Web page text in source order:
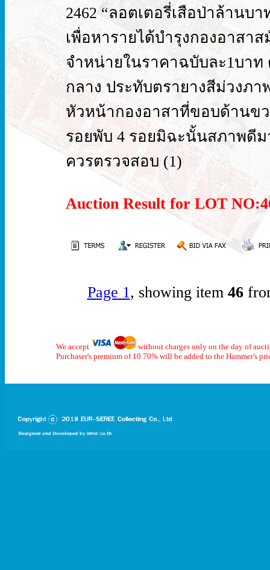
2462 “ลอตเตอรี่เสือป่าล้านบ
เพื่อหารายได้บำรุงกองอาสา
จำหน่ายในราคาฉบับละ1บา
กลาง ประทับตรายางสีม่วงภ
หัวหน้ากองอาสาที่ขอบด้านข
รอยพับ 4 รอยมิฉะนั้นสภาพดี
ควรตรวจสอบ (1)
Auction Result for LOT
Page 1, showing item 46
We accept
without charges only on the day of
Purchaser's premium of 10.70% will be added to the Hammer's